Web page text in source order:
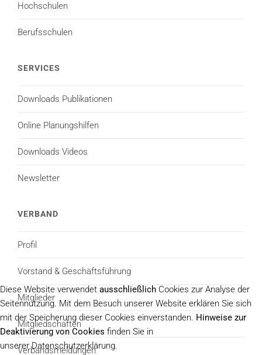
Hochschulen
Berufsschulen
SERVICES
Downloads Publikationen
Online Planungshilfen
Downloads Videos
Newsletter
VERBAND
Profil
Vorstand & Geschäftsführung
Mitglieder
Mitgliedschaften
Verbandsmeldungen
Diese Website verwendet ausschließlich Cookies zur Analyse der
Seitennutzung. Mit dem Besuch unserer Website erklären Sie sich
mit der Speicherung dieser Cookies einverstanden. Hinweise zur
Deaktivierung von Cookies finden Sie in
unserer Datenschutzerklärung.